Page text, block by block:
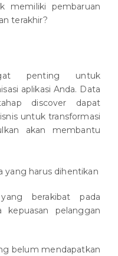
memiliki pembaruan
terakhir?
penting untuk
aplikasi Anda. Data
discover dapat
untuk transformasi
akan membantu
yang harus dihentikan
berakibat pada
kepuasan pelanggan
belum mendapatkan